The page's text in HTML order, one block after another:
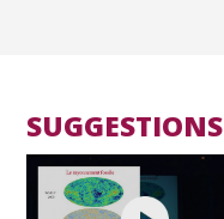
SUGGESTIONS